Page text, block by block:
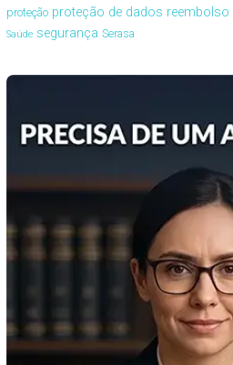
proteção proteção de dados reembolso
Saúde segurança Serasa